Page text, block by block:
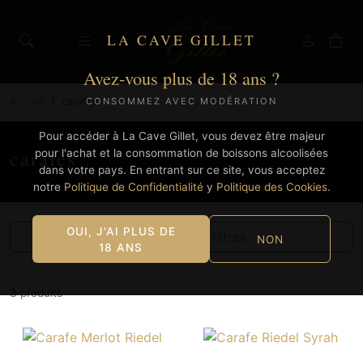
LA CAVE GILLET
Avez-vous plus de 18 ans ?
CONSOMMEZ AVEC MODÉRATION
Pour accéder à La Cave Gillet, vous devez être majeur
pour l'achat et la consommation de boissons alcoolisées
dans votre pays. En entrant sur ce site, vous acceptez
notre Politique de Confidentialitéy Politique des Cookies.
OUI, J'AI PLUS DE
18 ANS
NON
carafes
carafes
Afficher les filtres
3 produits